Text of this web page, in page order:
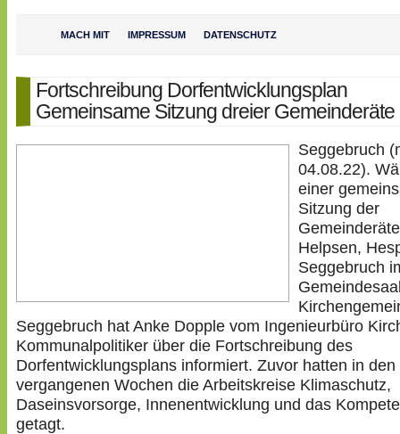
MACH MIT IMPRESSUM DATENSCHUTZ
Fortschreibung Dorfentwicklungsplan
Gemeinsame Sitzung dreier Gemeinderäte
Seggebruch
04.08.22).
einer
Sitzung der
Gemeinderäte
Helpsen,
Seggebruch
Seggebruch hat Anke Dopple vom Ingenieurbüro
Kommunalpolitiker über die Fortschreibung des
Dorfentwicklungsplans informiert. Zuvor hatten in den
vergangenen Wochen die Arbeitskreise Klimaschutz,
Daseinsvorsorge, Innenentwicklung und das
getagt.